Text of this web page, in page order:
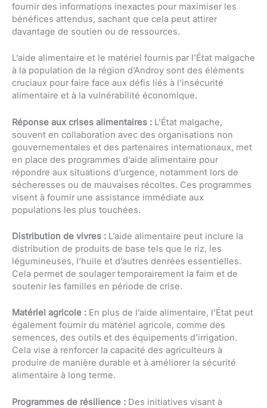
fournir des informations inexactes pour maximiser les
bénéfices attendus, sachant que cela peut attirer
davantage de soutien ou de ressources.
L’aide alimentaire et le matériel fournis par l’État malgache
à la population de la région d’Androy sont des éléments
cruciaux pour faire face aux défis liés à l’insécurité
alimentaire et à la vulnérabilité économique.
Réponse aux crises alimentaires : L’État malgache,
souvent en collaboration avec des organisations non
gouvernementales et des partenaires internationaux, met
en place des programmes d’aide alimentaire pour
répondre aux situations d’urgence, notamment lors de
sécheresses ou de mauvaises récoltes. Ces programmes
visent à fournir une assistance immédiate aux
populations les plus touchées.
Distribution de vivres : L’aide alimentaire peut inclure la
distribution de produits de base tels que le riz, les
légumineuses, l’huile et d’autres denrées essentielles.
Cela permet de soulager temporairement la faim et de
soutenir les familles en période de crise.
Matériel agricole : En plus de l’aide alimentaire, l’État peut
également fournir du matériel agricole, comme des
semences, des outils et des équipements d’irrigation.
Cela vise à renforcer la capacité des agriculteurs à
produire de manière durable et à améliorer la sécurité
alimentaire à long terme.
Programmes de résilience : Des initiatives visant à